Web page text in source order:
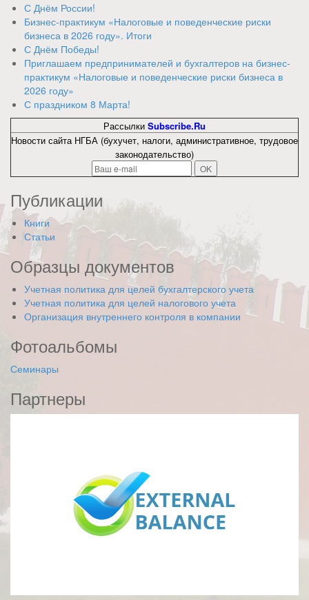
С Днём России!
Бизнес-практикум «Налоговые и поведенческие риски
бизнеса в 2026 году». Итоги
С Днём Победы!
Приглашаем предпринимателей и бухгалтеров на бизнес-
практикум «Налоговые и поведенческие риски бизнеса в
2026 году»
С праздником 8 Марта!
Рассылки Subscribe.Ru
Новости сайта НГБА (бухучет, налоги, административное, трудовое
законодательство)
Публикации
Книги
Статьи
Образцы документов
Учетная политика для целей бухгалтерского учета
Учетная политика для целей налогового учета
Организация внутреннего контроля в компании
Фотоальбомы
Семинары
Партнеры